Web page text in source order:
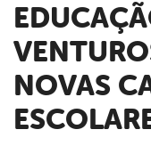
EDUCAÇÃO DE
NOVAS